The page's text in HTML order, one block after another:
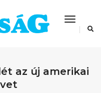
Toggle
az új amerikai